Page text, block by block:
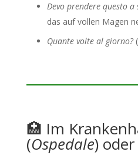
Devo prendere questo a
das auf vollen Magen
Quante volte al giorno?
🏥 Im
(Ospedale)